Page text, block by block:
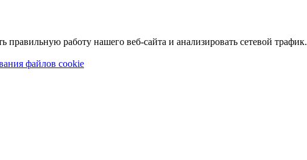
работу нашего веб-сайта и анализировать сетевой трафик.
файлов cookie